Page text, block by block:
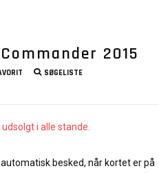
2015
SØGELISTE
i alle stande.
besked, når kortet er på